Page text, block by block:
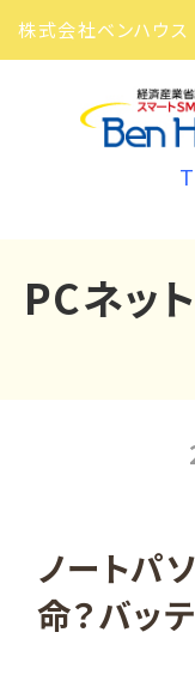
PCネッ
ノートパ
命？バッ